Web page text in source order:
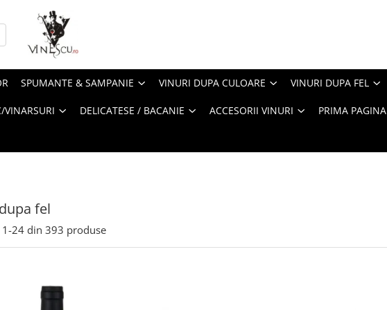
SPUMANTE & SAMPANIE VINURI DUPA CULOARE VINURI DUPA FEL
DELICATESE / BACANIE ACCESORII VINURI PRIMA PAGINA
fel
1-24 din 393 produse